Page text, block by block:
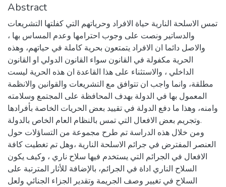
Abstract
تمس الاسلحة النارية حياة الافراد وحرياتهم التي كفلتها التشريعات
والدساتير ونصت على وجوب احترامها وعدم المساس بها ،
والاصل دائما ان الافراد يتمتعون بحرية كاملة في حياتهم، وهذه
الحرية مكفولة في القانون سواء القانون الدولي او القانون
الداخلي ، والاستثناء على هذا القاعدة ان هذه الحرية ليست
مطلقة، وانما واجب ان تتوافق مع التشريعات والقوانين والانظمة
المعمول بها في الدولة بهدف المحافظة على المجتمع وسلامته
وامنه، وهذا ما دفع الدولة في تقييد بعض الحريات الخاصة بأفرادها
وتجريم بعض الافعال التي تمس بالنظام العام الخاص بالدولة.
ومن خلال هذه الدراسة تم طرح مجموعة من التساؤلات حول
العنصر المفترض في جرائم الاسلحة النارية ،وهل تم تغطيت كافة
الافعال في الجرائم التي يستخدم فيها سلاح ناري ، وكيف يكون
السلاح الناري اداة في الجرائم، بالإضافة للأثار المترتبة على
السلاح في تغيير وصف الجريمة وتقدير الجزاء الجنائي ولعل